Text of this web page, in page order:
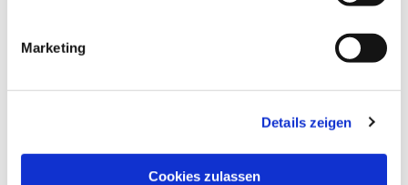
Marketing
Details zeigen
Cookies zulassen